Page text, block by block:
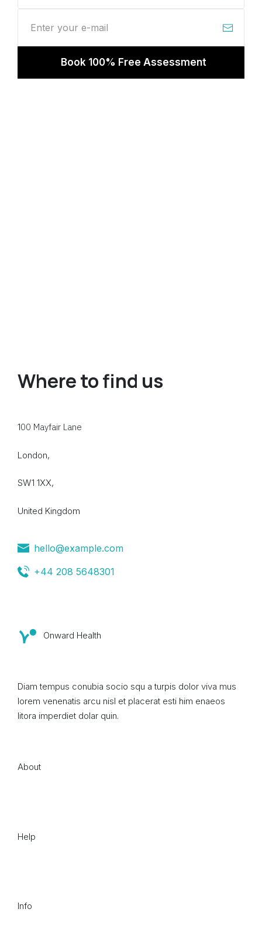
Book 100% Free Assessment
Where to find us
100 Mayfair Lane
London,
SW1 1XX,
United Kingdom
hello@example.com
+44 208 5648301
Onward Health
Diam tempus conubia socio squ a turpis dolor viva mus
lorem venenatis arcu nisl et placerat esti him enaeos
litora imperdiet dolar quin.
About
Help
Info